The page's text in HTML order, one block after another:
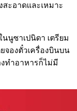
ะอาดและเหมาะ
นูซาเปนิดา เตรียม
จองตั๋วเครื่องบินบน
ทำอาหารก็ไม่มี